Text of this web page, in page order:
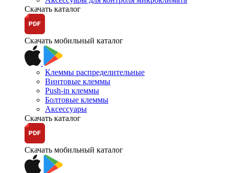
Скачать каталог
Скачать мобильный каталог
Клеммы распределительные
Винтовые клеммы
Push-in клеммы
Болтовые клеммы
Аксессуары
Скачать каталог
Скачать мобильный каталог